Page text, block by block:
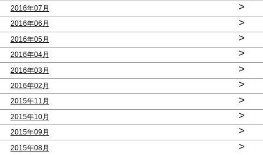
2016年07月 >
2016年06月 >
2016年05月 >
2016年04月 >
2016年03月 >
2016年02月 >
2015年11月 >
2015年10月 >
2015年09月 >
2015年08月 >